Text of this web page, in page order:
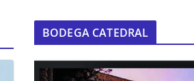
BODEGA CATEDRAL